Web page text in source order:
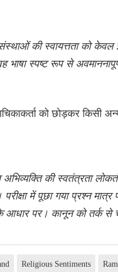
की स्वायत्तता को
स्पष्ट रूप से
को छोड़कर किसी
की स्वतंत्रता
में पूछा गया प्रश्न
आधार पर। कानून को तर्क से
Religious Sentiments